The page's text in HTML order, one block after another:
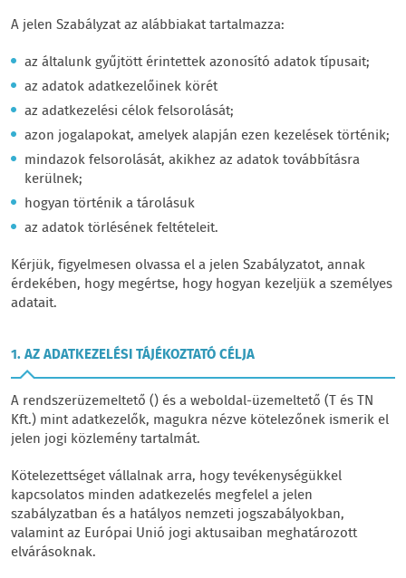
A jelen Szabályzat az alábbiakat tartalmazza:
az általunk gyűjtött érintettek azonosító adatok típusait;
az adatok adatkezelőinek körét
az adatkezelési célok felsorolását;
azon jogalapokat, amelyek alapján ezen kezelések történik;
mindazok felsorolását, akikhez az adatok továbbításra
kerülnek;
hogyan történik a tárolásuk
az adatok törlésének feltételeit.
Kérjük, figyelmesen olvassa el a jelen Szabályzatot, annak
érdekében, hogy megértse, hogy hogyan kezeljük a személyes
adatait.
1. AZ ADATKEZELÉSI TÁJÉKOZTATÓ CÉLJA
A rendszerüzemeltető () és a weboldal-üzemeltető (T és TN
Kft.) mint adatkezelők, magukra nézve kötelezőnek ismerik el
jelen jogi közlemény tartalmát.
Kötelezettséget vállalnak arra, hogy tevékenységükkel
kapcsolatos minden adatkezelés megfelel a jelen
szabályzatban és a hatályos nemzeti jogszabályokban,
valamint az Európai Unió jogi aktusaiban meghatározott
elvárásoknak.